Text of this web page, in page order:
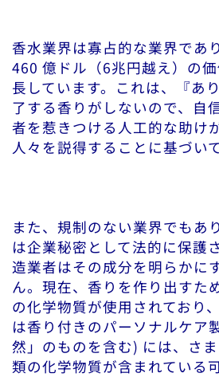
香水業界は寡占的な業界であ
460 億ドル（6兆円越え）の
長しています。これは、『あ
了する香りがしないので、自
者を惹きつける人工的な助け
人々を説得することに基づい
また、規制のない業界でもあ
は企業秘密として法的に保護
造業者はその成分を明らかに
ん。現在、香りを作り出すた
の化学物質が使用されており
は香り付きのパーソナルケア
然」のものを含む) には、さ
類の化学物質が含まれている